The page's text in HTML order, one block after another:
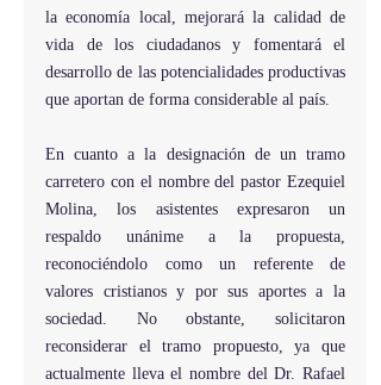
la economía local, mejorará la calidad de
vida de los ciudadanos y fomentará el
desarrollo de las potencialidades productivas
que aportan de forma considerable al país.
En cuanto a la designación de un tramo
carretero con el nombre del pastor Ezequiel
Molina, los asistentes expresaron un
respaldo unánime a la propuesta,
reconociéndolo como un referente de
valores cristianos y por sus aportes a la
sociedad. No obstante, solicitaron
reconsiderar el tramo propuesto, ya que
actualmente lleva el nombre del Dr. Rafael